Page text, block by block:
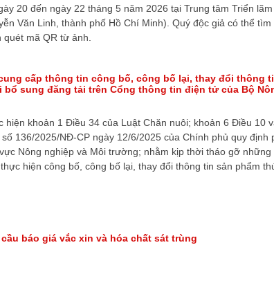
20 đến ngày 22 tháng 5 năm 2026 tại Trung tâm Triển
Văn Linh, thành phố Hồ Chí Minh). Quý độc giả có thể
quét mã QR từ ảnh.
cấp thông tin công bố, công bố lại, thay đổi thông
bổ sung đăng tải trên Cổng thông tin điện tử của Bộ
hiện khoản 1 Điều 34 của Luật Chăn nuôi; khoản 6 Điều 10
số 136/2025/NĐ-CP ngày 12/6/2025 của Chính phủ quy định
Nông nghiệp và Môi trường; nhằm kịp thời tháo gỡ
hiện công bố, công bố lại, thay đổi thông tin sản phẩm
cầu báo giá vắc xin và hóa chất sát trùng